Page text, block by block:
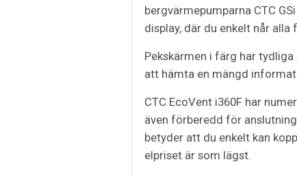
bergvärmepumparna CTC
display, där du enkelt når
Pekskärmen i färg har
att hämta en mängd
CTC EcoVent i360F har
även förberedd för
betyder att du enkelt kan
elpriset är som lägst.